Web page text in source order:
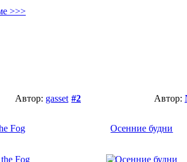
>>>
Автор: gasset
Fog
#2 Автор:
Осенние будни